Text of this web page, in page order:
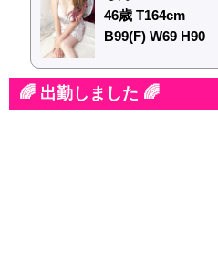
46歳 T164cm
B99(F) W69 H90
🌈 出勤しました 🌈